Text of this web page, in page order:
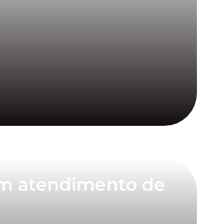
atendimento de